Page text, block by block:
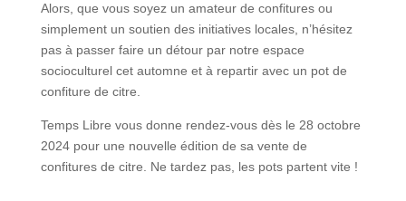
Alors, que vous soyez un amateur de confitures ou
simplement un soutien des initiatives locales, n’hésitez
pas à passer faire un détour par notre espace
socioculturel cet automne et à repartir avec un pot de
confiture de citre.
Temps Libre vous donne rendez-vous dès le 28 octobre
2024 pour une nouvelle édition de sa vente de
confitures de citre. Ne tardez pas, les pots partent vite !